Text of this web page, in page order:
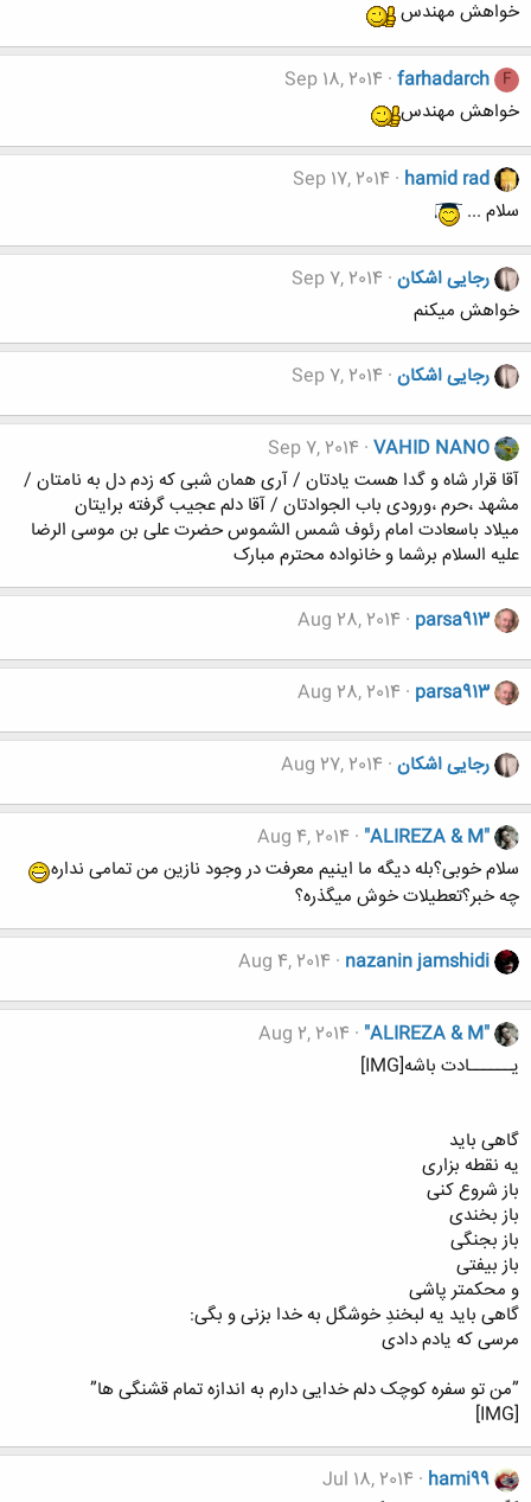
خواهش مهندس
F
farhadarch
Sep 18, 2014
خواهش مهندس
hamid rad
Sep 17, 2014
سلام ...
رجایی اشکان Sep 7, 2014
خواهش میکنم
رجایی اشکان Sep 7, 2014
VAHID NANO
Sep 7, 2014
آقا قرار شاه و گدا هست یادتان / آری همان شبی که زدم دل به نامتان /
مشهد ،حرم ،ورودی باب الجوادتان / آقا دلم عجیب گرفته برایتان
میلاد باسعادت امام رئوف شمس الشموس حضرت علی بن موسی الرضا
علیه السلام برشما و خانواده محترم مبارک
parsa913
Aug 28, 2014
parsa913
Aug 28, 2014
رجایی اشکان Aug 27, 2014
"ALIREZA & M"
Aug 4, 2014
سلام خوبی؟بله دیگه ما اینیم معرفت در وجود نازین من تمامی نداره
چه خبر؟تعطیلات خوش میگذره؟
nazanin jamshidi
Aug 4, 2014
"ALIREZA & M"
Aug 2, 2014
یــــــادت باشه[IMG]
گاهی باید
یه نقطه بزاری
باز شروع کنی
باز بخندی
باز بجنگی
باز بیفتی
و محکمتر پاشی
گاهی باید یه لبخندِ خوشگل به خدا بزنی و بگی:
مرسی که یادم دادی
”من تو سفره کوچک دلم خدایی دارم به اندازه تمام قشنگی ها”
[IMG]
hami99
Jul 18, 2014